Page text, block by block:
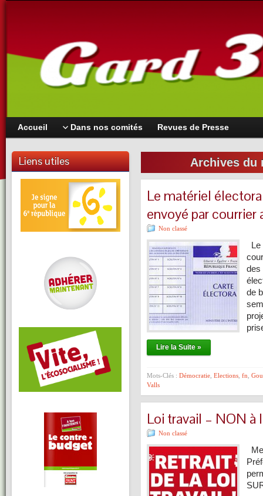
Accueil Dans nos comités Revues de Presse
Liens utiles Archives du
Le matériel
envoyé par
Non classé
Le
des
de
Lire la Suite »
Mots-Clés : Démocratie Elections fn
Valls
Loi travail – NON
Non classé